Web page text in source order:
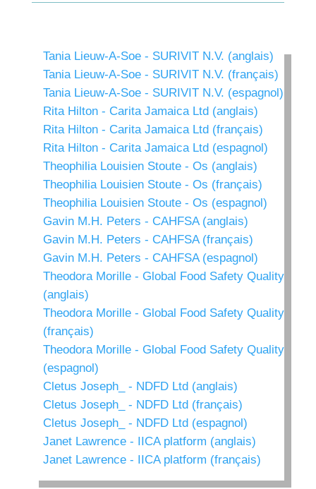
Tania Lieuw-A-Soe - SURIVIT N.V. (anglais)
Tania Lieuw-A-Soe - SURIVIT N.V. (français)
Tania Lieuw-A-Soe - SURIVIT N.V. (espagnol)
Rita Hilton - Carita Jamaica Ltd (anglais)
Rita Hilton - Carita Jamaica Ltd (français)
Rita Hilton - Carita Jamaica Ltd (espagnol)
Theophilia Louisien Stoute - Os (anglais)
Theophilia Louisien Stoute - Os (français)
Theophilia Louisien Stoute - Os (espagnol)
Gavin M.H. Peters - CAHFSA (anglais)
Gavin M.H. Peters - CAHFSA (français)
Gavin M.H. Peters - CAHFSA (espagnol)
Theodora Morille - Global Food Safety Quality
(anglais)
Theodora Morille - Global Food Safety Quality
(français)
Theodora Morille - Global Food Safety Quality
(espagnol)
Cletus Joseph_ - NDFD Ltd (anglais)
Cletus Joseph_ - NDFD Ltd (français)
Cletus Joseph_ - NDFD Ltd (espagnol)
Janet Lawrence - IICA platform (anglais)
Janet Lawrence - IICA platform (français)